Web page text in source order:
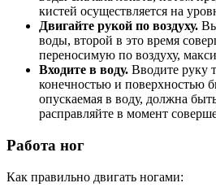
кистей осуществляется на
Двигайте рукой по воздуху.
воды, второй в это время
переносимую по воздуху,
Входите в воду. Вводите руку
конечностью и поверхностью
опускаемая в воду, должна
расправляйте в момент
Работа ног
Как правильно двигать ногами: